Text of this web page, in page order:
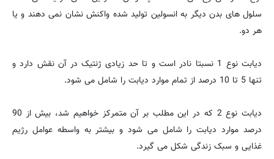
سلول های بدن دیگر به انسولین تولید شده واکنش نشان نمی دهند و یا
هر دو.
دیابت نوع 1 نسبتا نادر است و تا حد زیادی ژنتیک در آن نقش دارد و
تنها 5 تا 10 درصد از تمام موارد دیابت را شامل می شود.
دیابت نوع 2 که در این مطلب بر آن متمرکز خواهیم شد، بیش از 90
درصد موارد دیابت را شامل می شود و بیشتر به واسطه عوامل رژیم
غذایی و سبک زندگی شکل می گیرد.